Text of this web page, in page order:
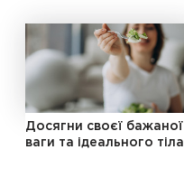
Досягни своєї бажаної
ваги та ідеального тіла